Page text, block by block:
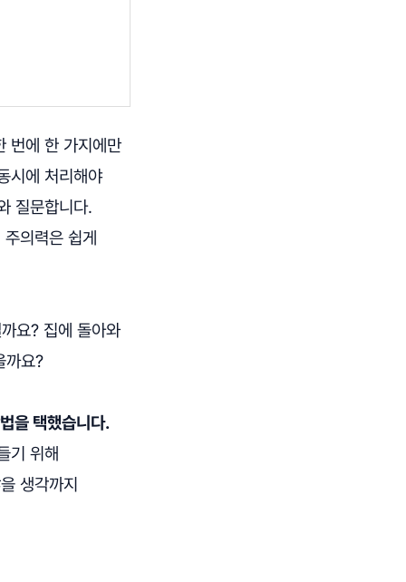
번에 한 가지에만
시에 처리해야
질문합니다.
의력은 쉽게
요? 집에 돌아와
까요?
을 택했습니다.
기 위해
생각까지